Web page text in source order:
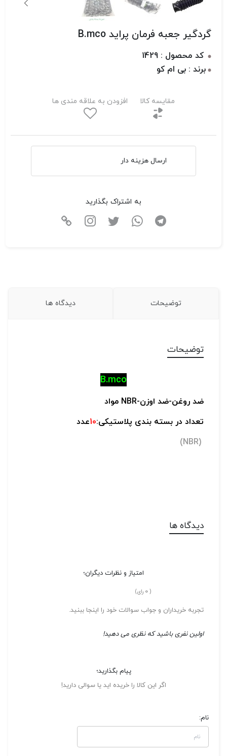
گردگیر جعبه فرمان پراید B.mco
کد محصول : 1429
برند : بی ام کو
مقایسه کالا افزودن به علاقه مندی ها
ارسال هزینه دار
به اشتراک بگذارید
توضیحات دیدگاه ها
توضیحات
B.mco
ضد روغن-ضد اوزن-NBR مواد
تعداد در بسته بندی پلاستیکی:10عدد
(NBR)
دیدگاه ها
امتیاز و نظرات دیگران؛
(
0 رای)
تجربه خریداران و جواب سوالات خود را اینجا ببنید.
اولین نفری باشید که نظری می دهید!
پیام بگذارید؛
اگر این کالا را خریده اید یا سوالی دارید!
نام: